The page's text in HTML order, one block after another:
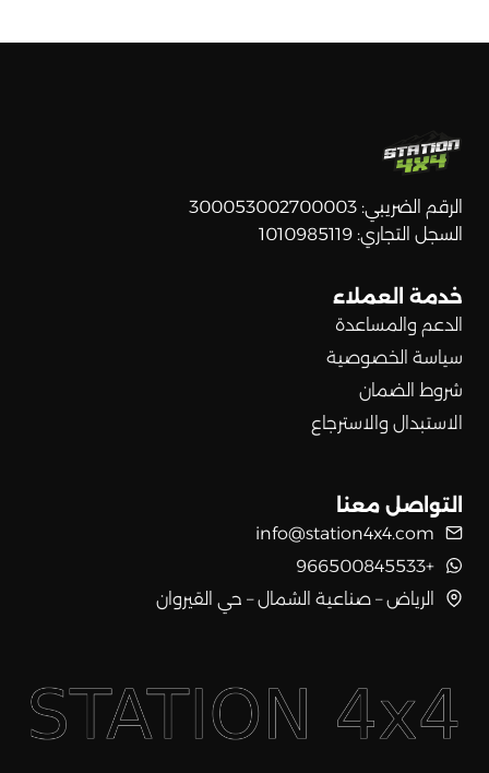
الرقم الضريبي: 300053002700003
السجل التجاري: 1010985119
خدمة العملاء
الدعم والمساعدة
سياسة الخصوصية
شروط الضمان
الاستبدال والاسترجاع
التواصل معنا
info@station4x4.com
+966500845533
الرياض – صناعية الشمال – حي القيروان